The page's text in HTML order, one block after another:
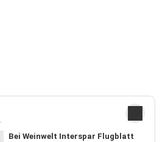
Bei Weinwelt Interspar Flugblatt